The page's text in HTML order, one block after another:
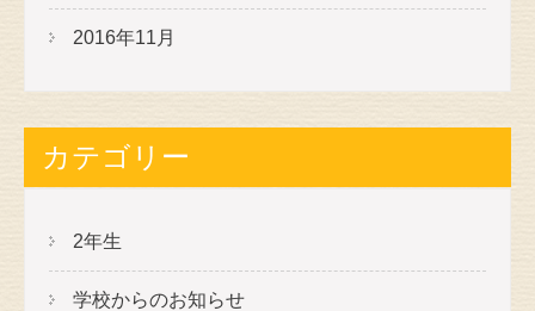
2016年11月
カテゴリー
2年生
学校からのお知らせ